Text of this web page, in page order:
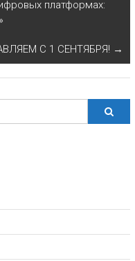
платформах:
С 1 СЕНТЯБРЯ! →